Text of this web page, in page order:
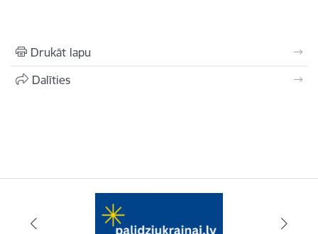
Drukāt lapu
Dalīties